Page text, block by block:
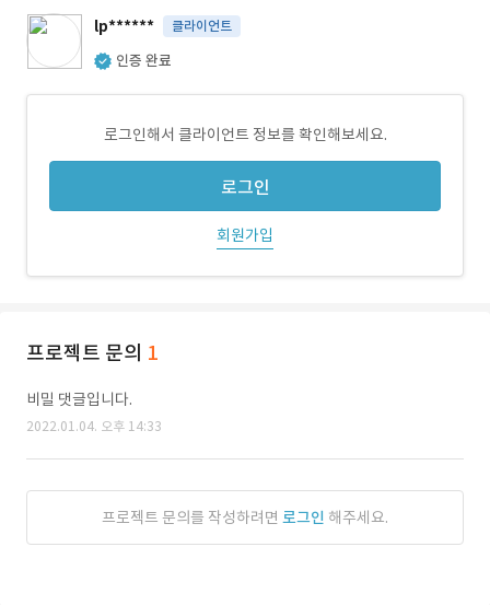
lp****** 클라이언트
인증 완료
로그인해서 클라이언트 정보를 확인해보세요.
로그인
회원가입
프로젝트 문의 1
비밀 댓글입니다.
2022.01.04. 오후 14:33
프로젝트 문의를 작성하려면 로그인 해주세요.